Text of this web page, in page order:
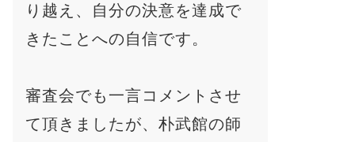
り越え、自分の決意を達成で
きたことへの自信です。
審査会でも一言コメントさせ
て頂きましたが、朴武館の師